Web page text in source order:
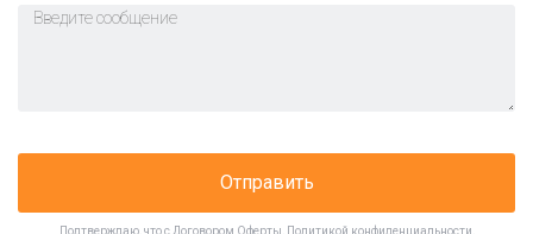
Отправить
Подтверждаю, что с Договором Оферты Политикой конфиденциальности